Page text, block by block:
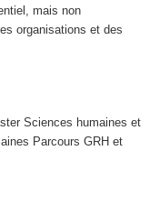
mais non
organisations et des
Sciences humaines et
Parcours GRH et